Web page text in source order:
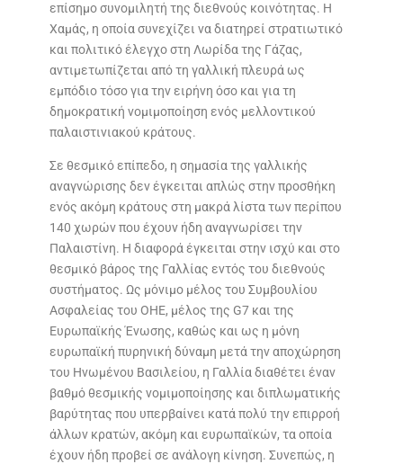
επίσημο συνομιλητή της διεθνούς κοινότητας. Η
Χαμάς, η οποία συνεχίζει να διατηρεί στρατιωτικό
και πολιτικό έλεγχο στη Λωρίδα της Γάζας,
αντιμετωπίζεται από τη γαλλική πλευρά ως
εμπόδιο τόσο για την ειρήνη όσο και για τη
δημοκρατική νομιμοποίηση ενός μελλοντικού
παλαιστινιακού κράτους.
Σε θεσμικό επίπεδο, η σημασία της γαλλικής
αναγνώρισης δεν έγκειται απλώς στην προσθήκη
ενός ακόμη κράτους στη μακρά λίστα των περίπου
140 χωρών που έχουν ήδη αναγνωρίσει την
Παλαιστίνη. Η διαφορά έγκειται στην ισχύ και στο
θεσμικό βάρος της Γαλλίας εντός του διεθνούς
συστήματος. Ως μόνιμο μέλος του Συμβουλίου
Ασφαλείας του ΟΗΕ, μέλος της G7 και της
Ευρωπαϊκής Ένωσης, καθώς και ως η μόνη
ευρωπαϊκή πυρηνική δύναμη μετά την αποχώρηση
του Ηνωμένου Βασιλείου, η Γαλλία διαθέτει έναν
βαθμό θεσμικής νομιμοποίησης και διπλωματικής
βαρύτητας που υπερβαίνει κατά πολύ την επιρροή
άλλων κρατών, ακόμη και ευρωπαϊκών, τα οποία
έχουν ήδη προβεί σε ανάλογη κίνηση. Συνεπώς, η